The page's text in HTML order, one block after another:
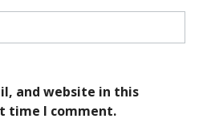
and website in this
time I comment.